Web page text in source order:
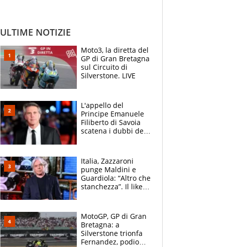
ULTIME NOTIZIE
Moto3, la diretta del
GP di Gran Bretagna
sul Circuito di
Silverstone. LIVE
L'appello del
Principe Emanuele
Filiberto di Savoia
scatena i dubbi dei
Italia, Zazzaroni
punge Maldini e
Guardiola: “Altro che
stanchezza”. Il like
MotoGP, GP di Gran
Bretagna: a
Silverstone trionfa
Fernandez, podio